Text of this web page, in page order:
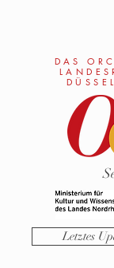
DAS
Letztes